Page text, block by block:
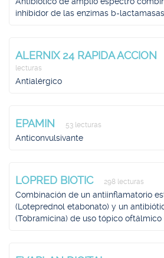
inhibidor de las enzimas b-lactamasas
ALERNIX 24 RAPIDA ACCION
lecturas
Antialérgico
EPAMIN 53 lecturas
Anticonvulsivante
LOPRED BIOTIC 298 lecturas
Combinación de un antiinflamatorio
(Loteprednol etabonato) y un
(Tobramicina) de uso tópico oftálmico